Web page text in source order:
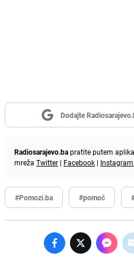
Dodajte
Radiosarajevo.bapratite putem
mreža Twitter | Facebook | Instagram
#Pomozi.ba #pomoć